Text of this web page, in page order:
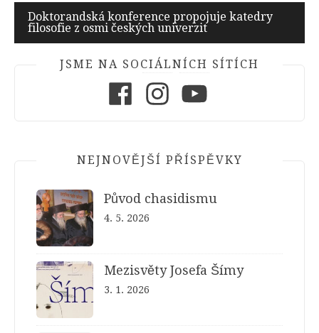
příspěvek
Doktorandská konference propojuje katedry
filosofie z osmi českých univerzit
JSME NA SOCIÁLNÍCH SÍTÍCH
NEJNOVĚJŠÍ PŘÍSPĚVKY
Původ chasidismu
4. 5. 2026
Mezisvěty Josefa Šímy
3. 1. 2026